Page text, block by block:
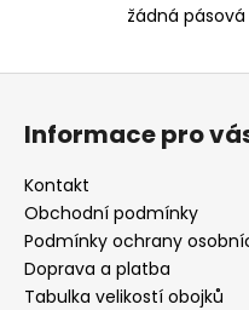
žádná
Z
Informace pro
Kontakt
Obchodní podmínky
Podmínky ochrany
Doprava a platba
Tabulka velikostí obojků